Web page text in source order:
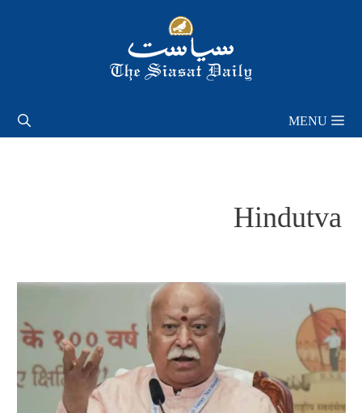
MENU
Hindutva